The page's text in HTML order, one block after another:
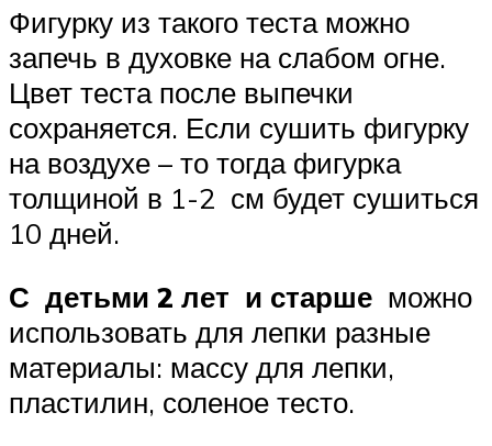
Фигурку из такого теста можно
запечь в духовке на слабом огне.
Цвет теста после выпечки
сохраняется. Если сушить фигурку
на воздухе – то тогда фигурка
толщиной в 1-2 см будет сушиться
10 дней.
С детьми 2 лет и старше можно
использовать для лепки разные
материалы: массу для лепки,
пластилин, соленое тесто.